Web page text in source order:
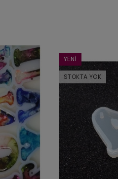
YENI
STOKTA YOK